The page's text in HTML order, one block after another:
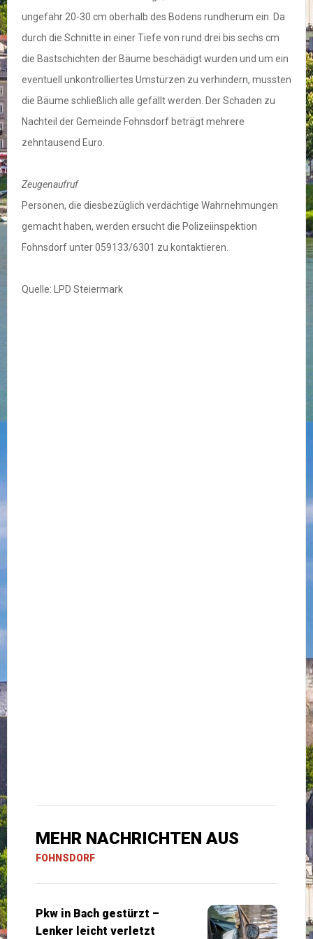
ungefähr 20-30 cm oberhalb des Bodens rundherum ein. Da
durch die Schnitte in einer Tiefe von rund drei bis sechs cm
die Bastschichten der Bäume beschädigt wurden und um ein
eventuell unkontrolliertes Umstürzen zu verhindern, mussten
die Bäume schließlich alle gefällt werden. Der Schaden zu
Nachteil der Gemeinde Fohnsdorf beträgt mehrere
zehntausend Euro.
Zeugenaufruf
Personen, die diesbezüglich verdächtige Wahrnehmungen
gemacht haben, werden ersucht die Polizeiinspektion
Fohnsdorf unter 059133/6301 zu kontaktieren.
Quelle: LPD Steiermark
MEHR NACHRICHTEN AUS
FOHNSDORF
Pkw in Bach gestürzt –
Lenker leicht verletzt